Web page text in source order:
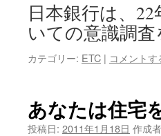
日本銀行は、
いての意識調
カテゴリー: ETC | コメントす
あなたは住宅
投稿日: 2011年1月18日 作成